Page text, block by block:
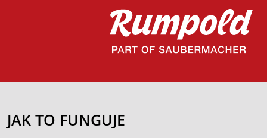
JAK TO FUNGUJE